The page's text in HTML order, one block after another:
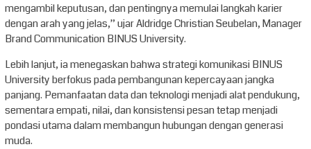
mengambil keputusan, dan pentingnya memulai langkah karier
dengan arah yang jelas,” ujar Aldridge Christian Seubelan, Manager
Brand Communication BINUS University.
Lebih lanjut, ia menegaskan bahwa strategi komunikasi BINUS
University berfokus pada pembangunan kepercayaan jangka
panjang. Pemanfaatan data dan teknologi menjadi alat pendukung,
sementara empati, nilai, dan konsistensi pesan tetap menjadi
pondasi utama dalam membangun hubungan dengan generasi
muda.